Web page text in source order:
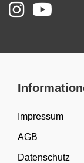
Impressum
AGB
Datenschutz